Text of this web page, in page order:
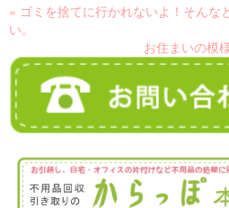
« ゴミを捨てに行かれないよ！そんな
い。
お住まいの模